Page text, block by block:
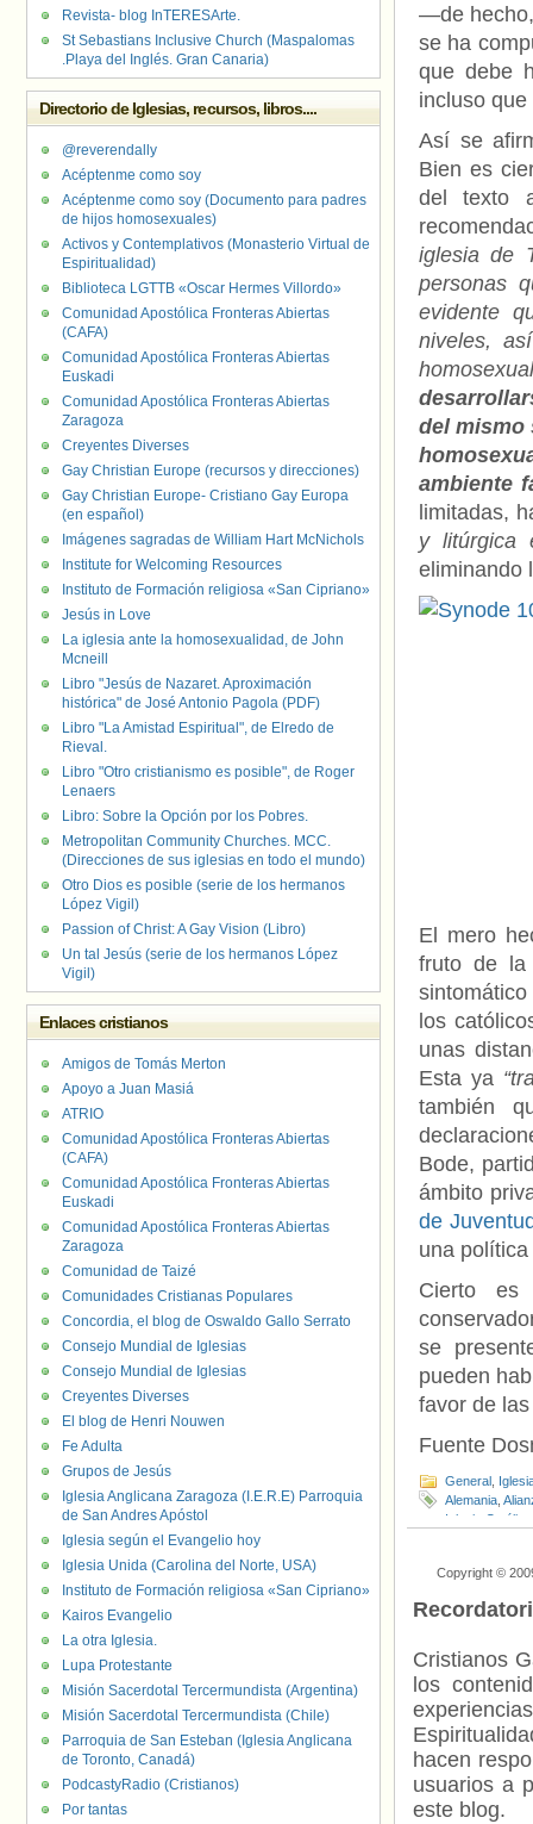
—de
se ha
que debe
incluso
Así se
Bien es
del texto
iglesia de
personas
evidente
niveles,
del mismo
ambiente
limitadas,
y litúrgica
eliminando
El mero
fruto de la
los
unas
Esta ya
también
Bode,
ámbito
de
una
Cierto
se
pueden
favor de
Fuente
General
Alemania
Iglesia Católica
Copyright ©
Cristianos
los
hacen
usuarios a
este blog.
Revista- blog InTERESArte.
St Sebastians Inclusive Church (Maspalomas
.Playa del Inglés. Gran Canaria)
Directorio de Iglesias, recursos, libros....
@reverendally
Acéptenme como soy
Acéptenme como soy (Documento para padres
de hijos homosexuales)
Activos y Contemplativos (Monasterio Virtual de
Espiritualidad)
Biblioteca LGTTB «Oscar Hermes Villordo»
Comunidad Apostólica Fronteras Abiertas
(CAFA)
Comunidad Apostólica Fronteras Abiertas
Euskadi
Comunidad Apostólica Fronteras Abiertas
Zaragoza
Creyentes Diverses
Gay Christian Europe (recursos y direcciones)
Gay Christian Europe- Cristiano Gay Europa
(en español)
Imágenes sagradas de William Hart McNichols
Institute for Welcoming Resources
Instituto de Formación religiosa «San Cipriano»
Jesús in Love
La iglesia ante la homosexualidad, de John
Mcneill
Libro "Jesús de Nazaret. Aproximación
histórica" de José Antonio Pagola (PDF)
Libro "La Amistad Espiritual", de Elredo de
Rieval.
Libro "Otro cristianismo es posible", de Roger
Lenaers
Libro: Sobre la Opción por los Pobres.
Metropolitan Community Churches. MCC.
(Direcciones de sus iglesias en todo el mundo)
Otro Dios es posible (serie de los hermanos
López Vigil)
Passion of Christ: A Gay Vision (Libro)
Un tal Jesús (serie de los hermanos López
Vigil)
Enlaces cristianos
Amigos de Tomás Merton
Apoyo a Juan Masiá
ATRIO
Comunidad Apostólica Fronteras Abiertas
(CAFA)
Comunidad Apostólica Fronteras Abiertas
Euskadi
Comunidad Apostólica Fronteras Abiertas
Zaragoza
Comunidad de Taizé
Comunidades Cristianas Populares
Concordia, el blog de Oswaldo Gallo Serrato
Consejo Mundial de Iglesias
Consejo Mundial de Iglesias
Creyentes Diverses
El blog de Henri Nouwen
Fe Adulta
Grupos de Jesús
Iglesia Anglicana Zaragoza (I.E.R.E) Parroquia
de San Andres Apóstol
Iglesia según el Evangelio hoy
Iglesia Unida (Carolina del Norte, USA)
Instituto de Formación religiosa «San Cipriano»
Kairos Evangelio
La otra Iglesia.
Lupa Protestante
Misión Sacerdotal Tercermundista (Argentina)
Misión Sacerdotal Tercermundista (Chile)
Parroquia de San Esteban (Iglesia Anglicana
de Toronto, Canadá)
PodcastyRadio (Cristianos)
Por tantas